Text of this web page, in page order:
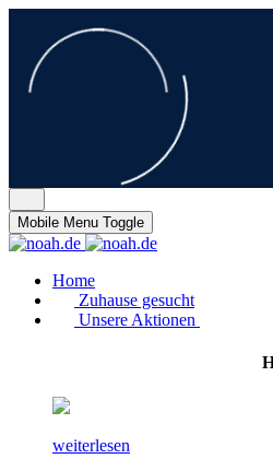
Mobile Menu Toggle
Home
Zuhause gesucht
Unsere Aktionen
weiterlesen